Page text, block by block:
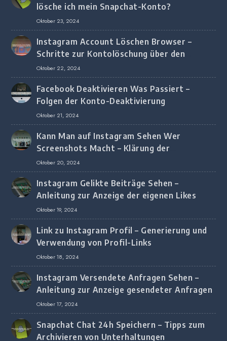
lösche ich mein Snapchat-Konto?
Oktober 23, 2024
Instagram Account Löschen Browser –
Schritte zur Kontolöschung über den
Browser
Oktober 22, 2024
Facebook Deaktivieren Was Passiert –
Folgen der Konto-Deaktivierung
Oktober 21, 2024
Kann Man auf Instagram Sehen Wer
Screenshots Macht – Klärung der
Screenshot-Erkennung
Oktober 20, 2024
Instagram Gelikte Beiträge Sehen –
Anleitung zur Anzeige der eigenen Likes
Oktober 19, 2024
Link zu Instagram Profil – Generierung und
Verwendung von Profil-Links
Oktober 18, 2024
Instagram Versendete Anfragen Sehen –
Anleitung zur Anzeige gesendeter Anfragen
Oktober 17, 2024
Snapchat Chat 24h Speichern – Tipps zum
Archivieren von Unterhaltungen